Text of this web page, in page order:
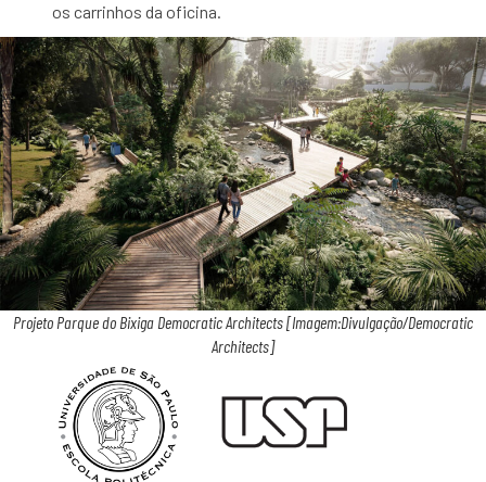
os carrinhos da oficina.
Projeto Parque do Bixiga Democratic Architects [Imagem:Divulgação/Democratic
Architects]